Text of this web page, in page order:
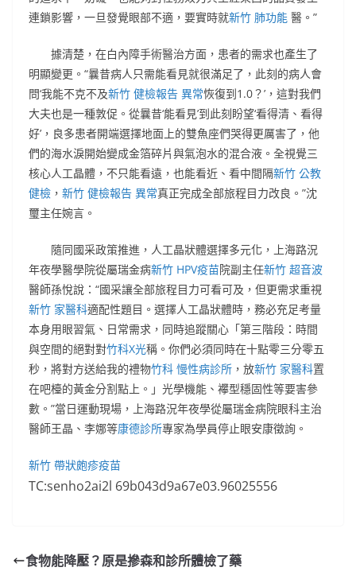
連鎖影響，一旦發覺眼部不適，要實時就新竹 肺功能 醫。”
據清楚，在白內障手術醫治方面，患者的需求也產生了
明顯變更。“曩昔病人只需能看見就很滿足了，此刻的病人會
問‘我能不克不及新竹 健檢報告 異常恢復到1.0？’，這對我們
大夫也是一種敦促。從曩昔‘能看見’到此刻盼望‘看得清、看得
好’，良多患者開端選擇地面上的雙魚座們哭得更厲害了，他
們的海水淚開始變成金箔碎片與氣泡水的混合液。全視覺三
核心人工晶體，不只能看遠，也能看近、看中間隔新竹 公教
健檢 ， 新竹 健檢報告 異常真正完成全部旅程目力改良。”沈
璽主任婉言。
隨同國采政策推進，人工晶狀體選擇多元化，上海路況
年夜學醫學院從屬瑞金病新竹 HPV疫苗院副主任新竹 超音波
醫師孫悅說：“國采讓全部旅程目力可看可及，但更需求重視
新竹 家醫科適配性題目。選擇人工晶狀體時，務必充足考量
本身用眼習氣、日常需求，同時追蹤關心「第三階段：時間
與空間的絕對對竹科X光稱。你們必須同時在十點零三分零五
秒，將對方送給我的禮物竹科 慢性病診所 ，放新竹 家醫科置
在吧檯的黃金分割點上。」光學機能、襻型穩固性等要害參
數。”當日運動現場，上海路況年夜學從屬瑞金病院眼科主治
醫師王晶、李娜等康德診所專家為學員停止眼安康徵詢。
新竹 帶狀皰疹疫苗
TC:senho2ai2l 69b043d9a67e03.96025556
食物能降壓？原是摻森和診所體檢了藥